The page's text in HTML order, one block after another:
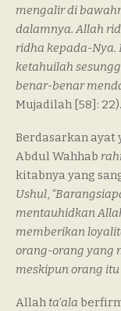
mengalir di
dalamnya. Allah
ridha kepada-Nya.
ketahuilah
benar-benar
Mujadilah [58]: 22).
Berdasarkan ayat
Abdul Wahhab
kitabnya yang
Ushul,
mentauhidkan
memberikan
orang-orang yang
meskipun orang
Allah ta’ala